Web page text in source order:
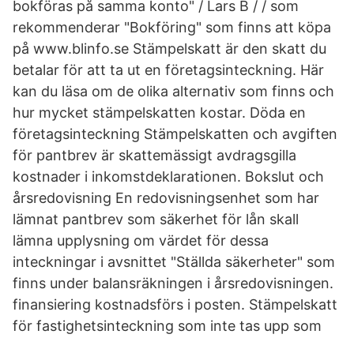
bokföras på samma konto" / Lars B / / som
rekommenderar "Bokföring" som finns att köpa
på www.blinfo.se Stämpelskatt är den skatt du
betalar för att ta ut en företagsinteckning. Här
kan du läsa om de olika alternativ som finns och
hur mycket stämpelskatten kostar. Döda en
företagsinteckning Stämpelskatten och avgiften
för pantbrev är skattemässigt avdragsgilla
kostnader i inkomstdeklarationen. Bokslut och
årsredovisning En redovisningsenhet som har
lämnat pantbrev som säkerhet för lån skall
lämna upplysning om värdet för dessa
inteckningar i avsnittet "Ställda säkerheter" som
finns under balansräkningen i årsredovisningen.
finansiering kostnadsförs i posten. Stämpelskatt
för fastighetsinteckning som inte tas upp som